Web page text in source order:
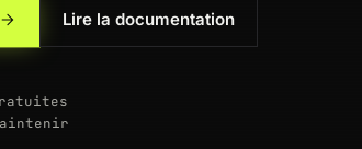
Lire la documentation